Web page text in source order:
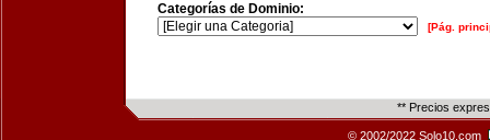
Categorías de Dominio:
[Pág.
** Precios
© 2002/2022 Solo10.com